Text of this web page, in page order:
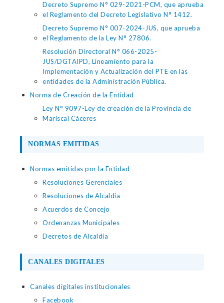
Decreto Supremo N° 029-2021-PCM, que aprueba
el Reglamento del Decreto Legislativo N° 1412.
Decreto Supremo N° 007-2024-JUS, que aprueba
el Reglamento de la Ley N° 27806.
Resolución Directoral N° 066-2025-
JUS/DGTAIPD, Lineamiento para la
Implementación y Actualización del PTE en las
entidades de la Administración Pública.
Norma de Creación de la Entidad
Ley N° 9097-Ley de creación de la Provincia de
Mariscal Cáceres
NORMAS EMITIDAS
Normas emitidas por la Entidad
Resoluciones Gerenciales
Resoluciones de Alcaldia
Acuerdos de Concejo
Ordenanzas Municipales
Decretos de Alcaldia
CANALES DIGITALES
Canales digitales institucionales
Facebook